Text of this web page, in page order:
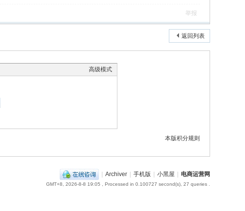
举报
返回列表
高级模式
本版积分规则
| Archiver | 手机版 | 小黑屋 | 电商运营网
GMT+8, 2026-8-8 19:05 , Processed in 0.100727 second(s), 27 queries .